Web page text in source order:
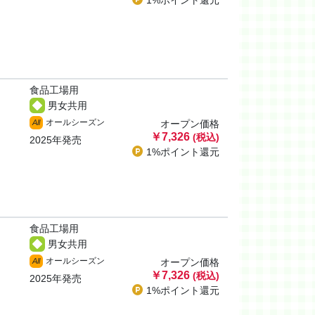
食品工場用
男女共用
All オールシーズン
2025年発売
オープン価格
￥7,326 (税込)
1%ポイント還元
食品工場用
男女共用
All オールシーズン
2025年発売
オープン価格
￥7,326 (税込)
1%ポイント還元